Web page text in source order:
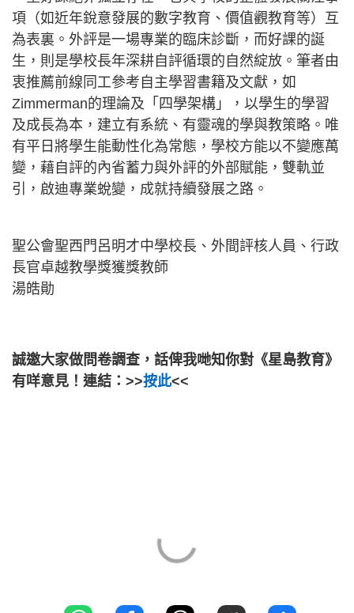
項（如近年銳意發展的數字教育、價值觀教育等）互
為表裏。外評是一場專業的臨床診斷，而好課的誕
生，則是學校長年深耕自評循環的自然綻放。筆者由
衷推薦前線同工參考自主學習書籍及文獻，如
Zimmerman的理論及「四學架構」，以學生的學習
及成長為本，建立有系統、有靈魂的學與教策略。唯
有平日將學生能動性化為常態，學校方能以不變應萬
變，藉自評的內省蓄力與外評的外部賦能，雙軌並
引，啟迪專業蛻變，成就持續發展之路。
聖公會聖西門呂明才中學校長、外間評核人員、行政
長官卓越教學獎獲獎教師
湯皓勛
誠邀大家做問卷調查，話俾我哋知你對《星島教育》
有咩意見！連結：>>按此<<